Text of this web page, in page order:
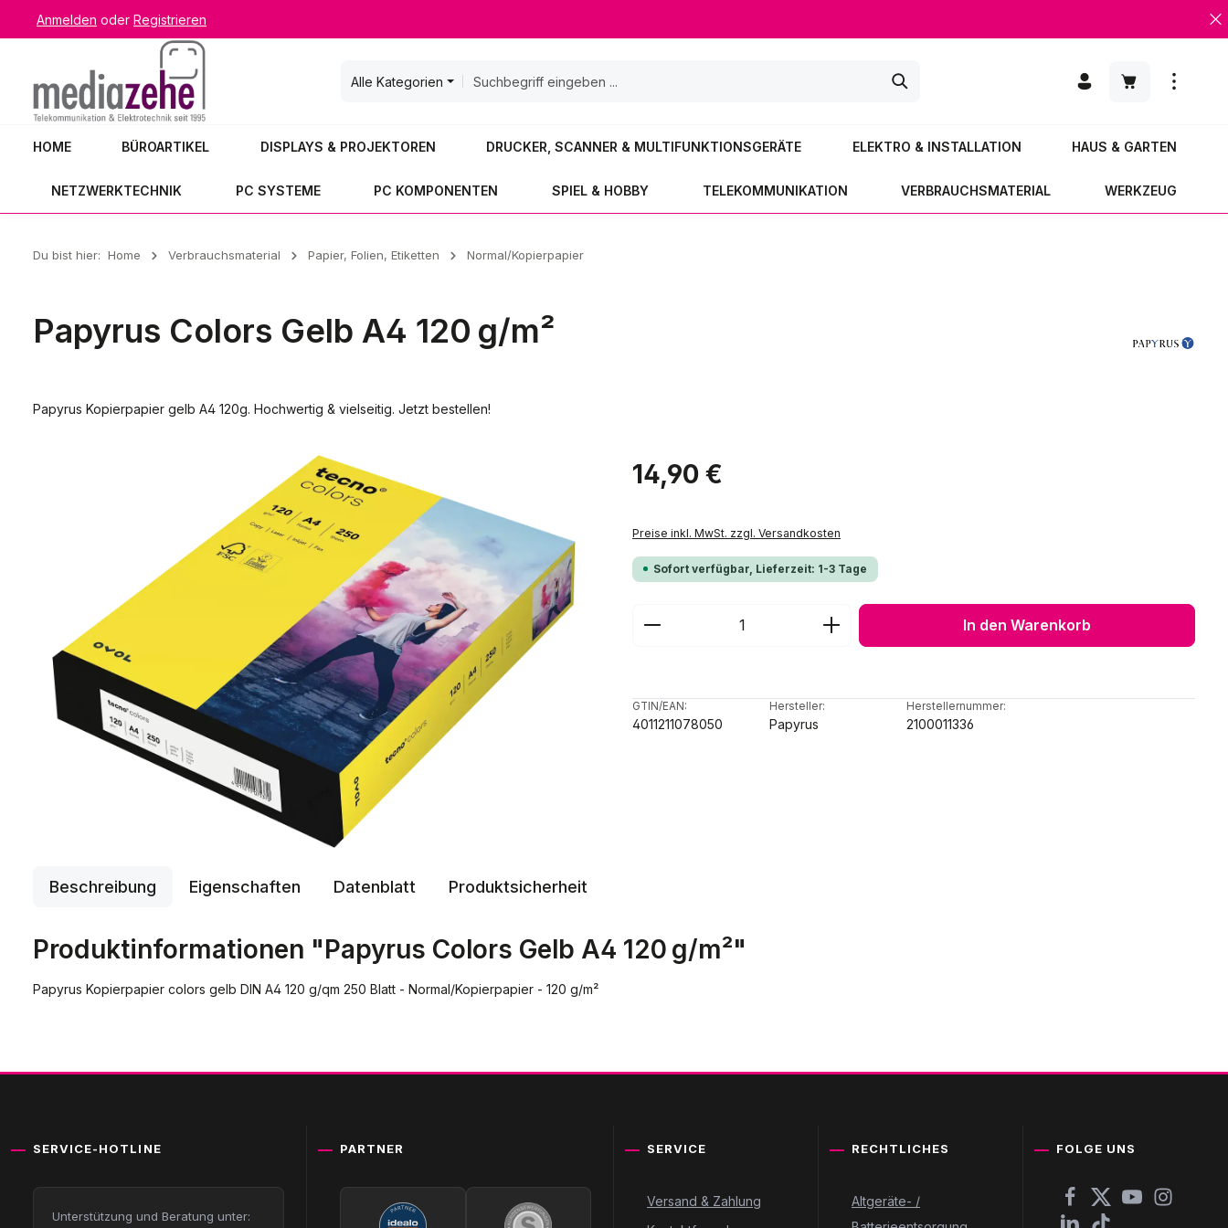
Hauptinhalt springen
Zur Suche springen
Zur Hauptnavigation springen
Anmelden oder Registrieren
Alle Kategorien
Warenkorb
HOME BÜROARTIKEL DISPLAYS & PROJEKTOREN DRUCKER, SCANNER & MULTIFUNKTIONSGERÄTE ELEKTRO & INSTALLATION HAUS & GARTEN
NETZWERKTECHNIK PC SYSTEME PC KOMPONENTEN SPIEL & HOBBY TELEKOMMUNIKATION VERBRAUCHSMATERIAL WERKZEUG
Du bist hier: Home Verbrauchsmaterial Papier, Folien, Etiketten Normal/Kopierpapier
Papyrus Colors Gelb A4 120 g/m²
Papyrus Kopierpapier gelb A4 120g. Hochwertig & vielseitig. Jetzt bestellen!
Regulärer Preis:
14,90 €
Preise inkl. MwSt. zzgl. Versandkosten
Sofort verfügbar, Lieferzeit: 1-3 Tage
Produkt Anzahl: Gib den gewünschten Wert ein oder
In den Warenkorb
GTIN/EAN:
4011211078050
Hersteller:
Papyrus
Herstellernummer:
2100011336
Beschreibung Eigenschaften Datenblatt Produktsicherheit
Produktinformationen "Papyrus Colors Gelb A4 120 g/m²"
Papyrus Kopierpapier colors gelb DIN A4 120 g/qm 250 Blatt - Normal/Kopierpapier - 120 g/m²
SERVICE-HOTLINE
Unterstützung und Beratung unter:
PARTNER SERVICE
Versand & Zahlung
RECHTLICHES
Altgeräte- /
FOLGE UNS